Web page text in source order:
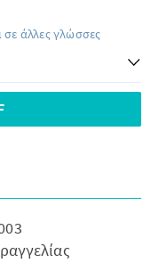
σε άλλες γλώσσες